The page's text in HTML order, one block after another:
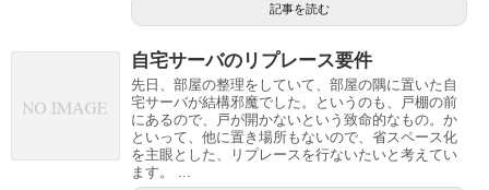
記事を読む
自宅サーバのリプレース要件
先日、部屋の整理をしていて、部屋の隅に置いた自
宅サーバが結構邪魔でした。というのも、戸棚の前
にあるので、戸が開かないという致命的なもの。か
といって、他に置き場所もないので、省スペース化
を主眼とした、リプレースを行ないたいと考えてい
ます。 ...